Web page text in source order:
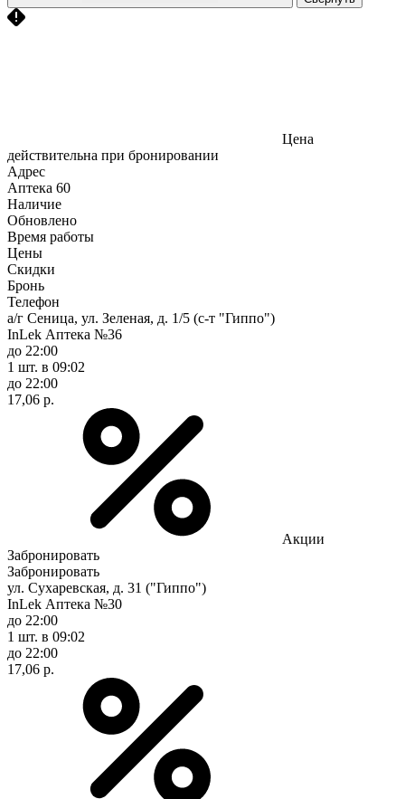
Цена
действительна при бронировании
Адрес
Аптека 60
Наличие
Обновлено
Время работы
Цены
Скидки
Бронь
Телефон
а/г Сеница, ул. Зеленая, д. 1/5 (с-т "Гиппо")
InLek Аптека №36
до 22:00
1 шт. в 09:02
до 22:00
17,06 р.
Акции
Забронировать
Забронировать
ул. Сухаревская, д. 31 ("Гиппо")
InLek Аптека №30
до 22:00
1 шт. в 09:02
до 22:00
17,06 р.